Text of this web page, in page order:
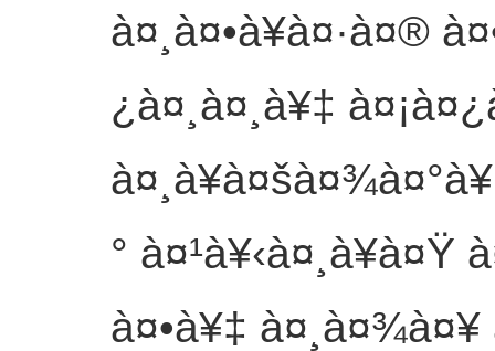
à¤¸à¤•à¥à¤·à¤®
¿à¤¸à¤¸à¥‡
°
à¤•à¥‡ à¤¸à¤¾à¤¥